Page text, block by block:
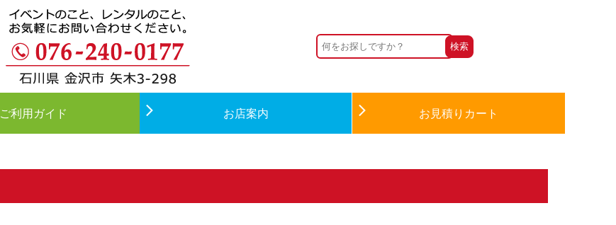
ご利用ガイド お店案内 お見積りカート